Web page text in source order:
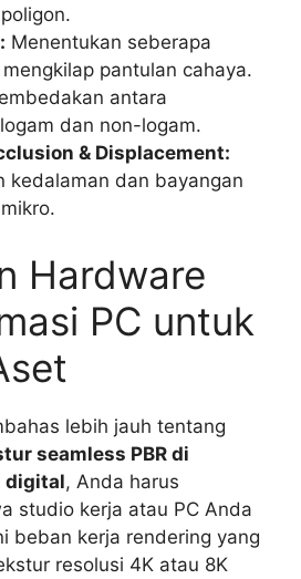
Menentukan seberapa
pantulan cahaya.
antara
dan non-logam.
& Displacement:
kedalaman dan bayangan
Hardware
PC untuk
lebih jauh tentang
seamless PBR di
digital, Anda harus
studio kerja atau PC Anda
beban kerja rendering yang
resolusi 4K atau 8K